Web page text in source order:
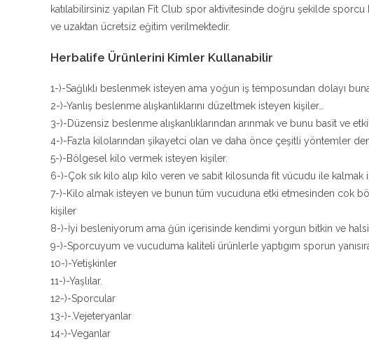
katılabilirsiniz yapılan Fit Club spor aktivitesinde doğru şekilde
ve uzaktan ücretsiz eğitim verilmektedir.
Herbalife Ürünlerini Kimler Kullanabilir
1-)-Sağlıklı beslenmek isteyen ama yoğun iş temposundan dolayı
2-)-Yanlış beslenme alışkanlıklarını düzeltmek isteyen kişiler…
3-)-Düzensiz beslenme alışkanlıklarından arınmak ve bunu basit ve
4-)-Fazla kilolarından şikayetci olan ve daha önce çeşitli yöntemler
5-)-Bölgesel kilo vermek isteyen kişiler.
6-)-Çok sık kilo alıp kilo veren ve sabit kilosunda fit vücudu ile kalmak
7-)-Kilo almak isteyen ve bunun tüm vucuduna etki etmesinden cok
kişiler
8-)-İyi besleniyorum ama ğün içerisinde kendimi yorgun bitkin ve
9-)-Sporcuyum ve vucuduma kaliteli ürünlerle yaptıgım sporun
10-)-Yetişkinler
11-)-Yaşlılar.
12-)-Sporcular
13-)-.Vejeteryanlar
14-)-Veganlar